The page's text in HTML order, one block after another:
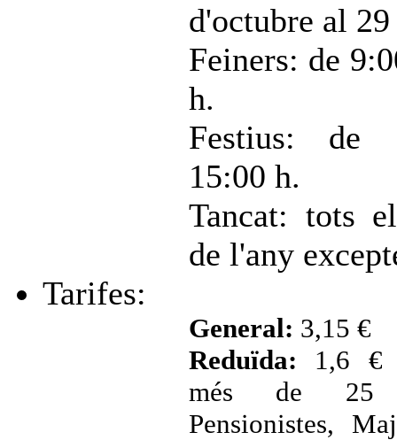
d'octubre al
Feiners: de
h.
Festius: de
15:00 h.
Tancat: tots
de l'any
Tarifes:
General: 3,15 €
Reduïda: 1,6 €
més de 25
Pensionistes,